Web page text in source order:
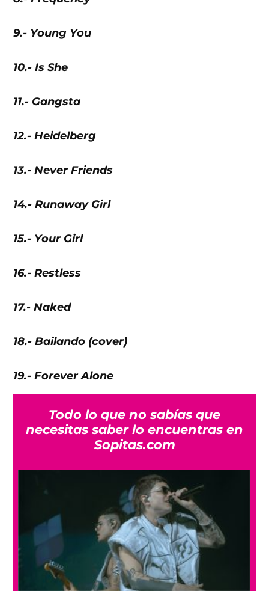
9.- Young You
10.- Is She
11.- Gangsta
12.- Heidelberg
13.- Never Friends
14.- Runaway Girl
15.- Your Girl
16.- Restless
17.- Naked
18.- Bailando (cover)
19.- Forever Alone
Todo lo que no sabías que
necesitas saber lo encuentras en
Sopitas.com